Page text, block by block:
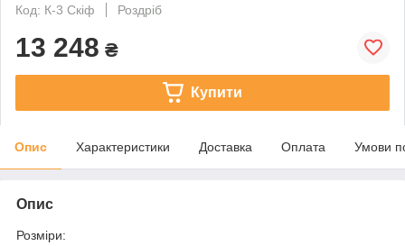
Код: К-3 Скіф
Роздріб
13 248 ₴
Купити
Опис Характеристики Доставка Оплата Умови
Опис
Розміри: